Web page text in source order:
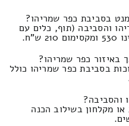
בסביבת כפר שמריהו?
והסביבה (תוף, כלים עם
באיזור כפר שמריהו?
בסביבת כפר שמריהו כולל
והסביבה?
מקלחון בשילוב הכנה